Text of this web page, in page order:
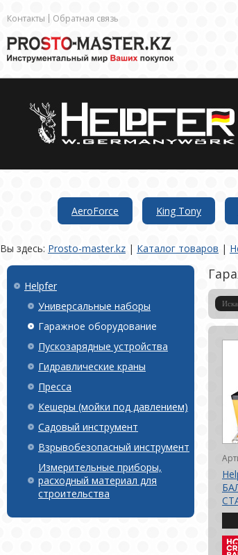
Контакты Обратная связь
AeroForce King Tony
Вы здесь: Prosto-master.kz | Каталог товаров |
Helpfer
Универсальные наборы
Гаражное оборудование
Пускозарядные устройства
Гидравлические краны
Пресса
Кешеры (мойки под давлением)
Садовый инструмент
Взрывобезопасный инструмент
Измерительные приборы,
расходный материал для
строительства